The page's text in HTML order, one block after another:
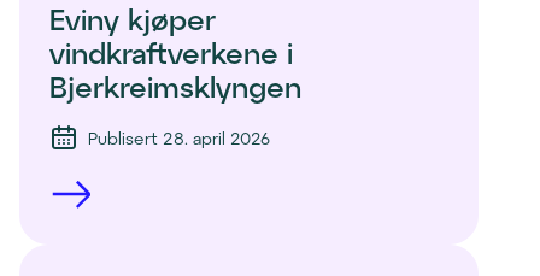
Eviny kjøper
vindkraftverkene i
Bjerkreimsklyngen
Publisert 28. april 2026